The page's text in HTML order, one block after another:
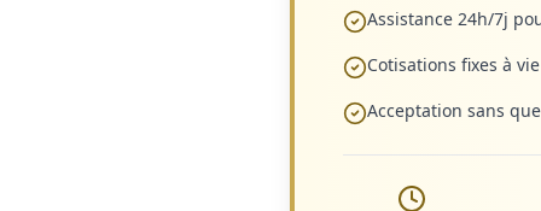
Assistance 24h/7j
Cotisations fixes à vie
Acceptation sans